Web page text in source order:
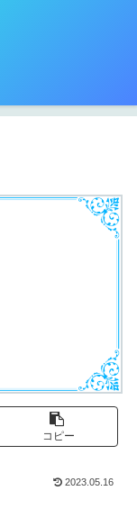
コピー
2023.05.16